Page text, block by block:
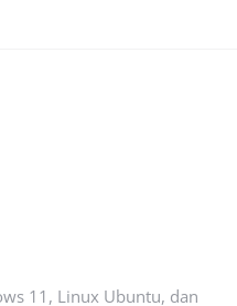
11, Linux Ubuntu, dan